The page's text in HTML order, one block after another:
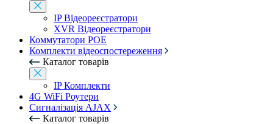
IP Відеореєстратори
XVR Відеореєстратори
Коммутатори POE
Комплекти відеоспостереження
Каталог товарів
IP Комплекти
4G WiFi Роутери
Сигналізація AJAX
Каталог товарів